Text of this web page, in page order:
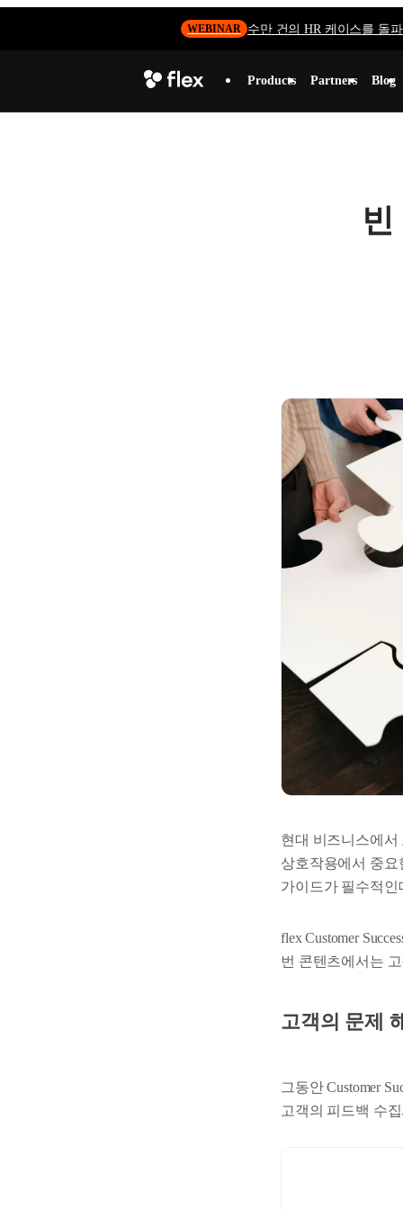
WEBINAR 수만 건의 HR 케이스를 돌
Products Partners Blog
현대 비즈니스에서
상호작용에서 중요
가이드가 필수적인
flex Customer
번 콘텐츠에서는
고객의 문제
그동안 Customer
고객의 피드백 수